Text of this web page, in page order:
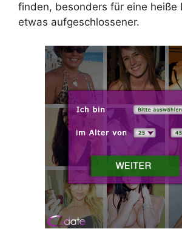
finden, besonders für eine heiße
etwas aufgeschlossener.